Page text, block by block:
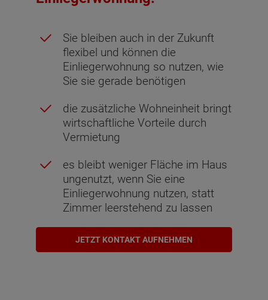
Sie bleiben auch in der Zukunft
flexibel und können die
Einliegerwohnung so nutzen, wie
Sie sie gerade benötigen
die zusätzliche Wohneinheit bringt
wirtschaftliche Vorteile durch
Vermietung
es bleibt weniger Fläche im Haus
ungenutzt, wenn Sie eine
Einliegerwohnung nutzen, statt
Zimmer leerstehend zu lassen
JETZT KONTAKT AUFNEHMEN